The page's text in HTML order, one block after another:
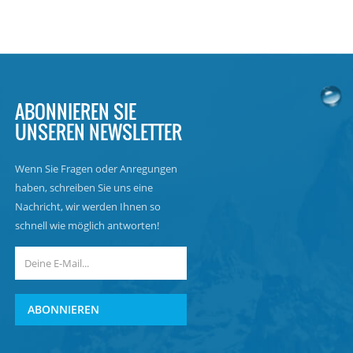
ABONNIEREN SIE
UNSEREN NEWSLETTER
Wenn Sie Fragen oder Anregungen
haben, schreiben Sie uns eine
Nachricht, wir werden Ihnen so
schnell wie möglich antworten!
ABONNIEREN